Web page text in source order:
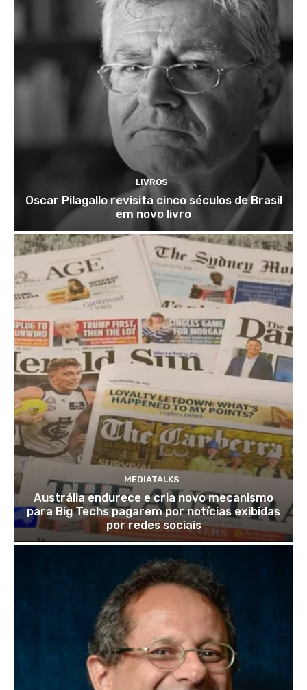
LIVROS
Oscar Pilagallo revisita cinco séculos de Brasil
em novo livro
MEDIATALKS
Austrália endurece e cria novo mecanismo
para Big Techs pagarem por notícias exibidas
por redes sociais